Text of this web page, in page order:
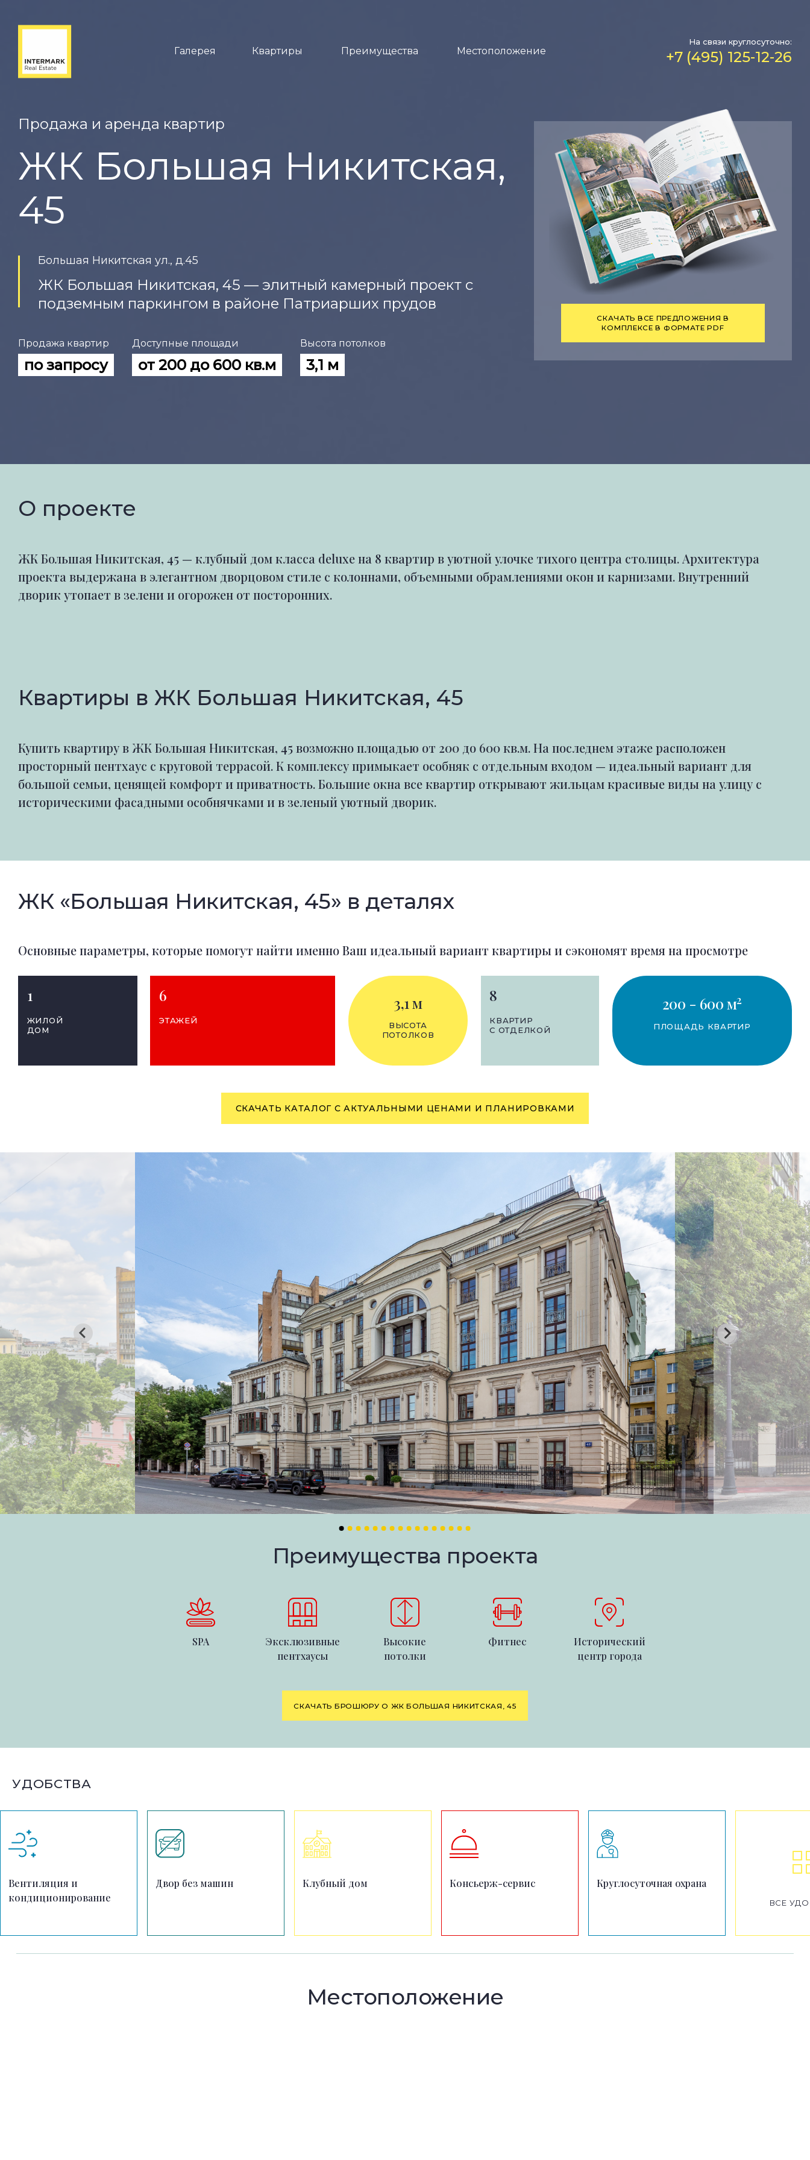
Галерея Квартиры Преимущества Местоположение
На связи круглосуточно:
+7 (495) 125-12-26
Продажа и аренда квартир
ЖК Большая Никитская,
45
Большая Никитская ул., д.45
ЖК Большая Никитская, 45 — элитный камерный проект с
подземным паркингом в районе Патриарших прудов
Продажа квартир
по запросу
Доступные площади
от 200 до 600 кв.м
Высота потолков
3,1 м
СКАЧАТЬ ВСЕ ПРЕДЛОЖЕНИЯ В
КОМПЛЕКСЕ В ФОРМАТЕ PDF
О проекте
ЖК Большая Никитская, 45 — клубный дом класса deluxe на 8 квартир в уютной улочке тихого центра столицы. Архитектура
проекта выдержана в элегантном дворцовом стиле с колоннами, объемными обрамлениями окон и карнизами. Внутренний
дворик утопает в зелени и огорожен от посторонних.
Квартиры в ЖК Большая Никитская, 45
Купить квартиру в ЖК Большая Никитская, 45 возможно площадью от 200 до 600 кв.м. На последнем этаже расположен
просторный пентхаус с круговой террасой. К комплексу примыкает особняк с отдельным входом — идеальный вариант для
большой семьи, ценящей комфорт и приватность. Большие окна все квартир открывают жильцам красивые виды на улицу с
историческими фасадными особнячками и в зеленый уютный дворик.
ЖК «Большая Никитская, 45» в деталях
Основные параметры, которые помогут найти именно Ваш идеальный вариант квартиры и сэкономят время на просмотре
1
ЖИЛОЙ
ДОМ
6
ЭТАЖЕЙ
3,1 м
ВЫСОТА
ПОТОЛКОВ
8
КВАРТИР
С ОТДЕЛКОЙ
200 - 600 м2
ПЛОЩАДЬ КВАРТИР
СКАЧАТЬ КАТАЛОГ С АКТУАЛЬНЫМИ ЦЕНАМИ И ПЛАНИРОВКАМИ
Преимущества проекта
SPA
Эксклюзивные
пентхаусы
Высокие
потолки
Фитнес
Исторический
центр города
СКАЧАТЬ БРОШЮРУ О ЖК БОЛЬШАЯ НИКИТСКАЯ, 45
УДОБСТВА
Вентиляция и
кондиционирование
Двор без машин Клубный дом Консьерж-сервис Круглосуточная охрана
ВСЕ
Местоположение